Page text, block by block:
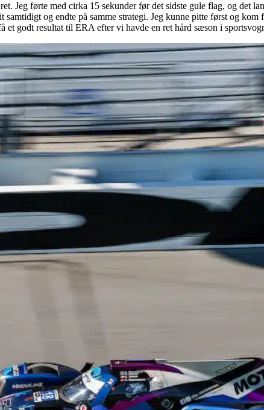
Jeg førte med cirka 15 sekunder før det sidste gule flag, og det
og endte på samme strategi. Jeg kunne pitte først og
et godt resultat til ERA efter vi havde en ret hård sæson i